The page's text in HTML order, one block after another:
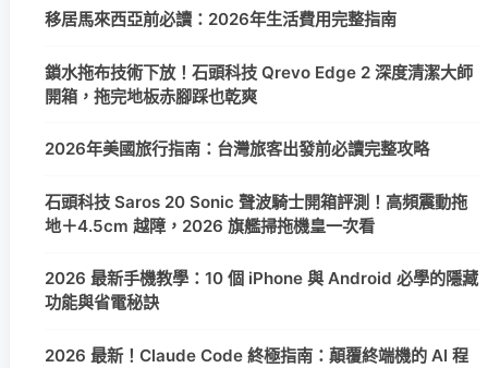
移居馬來西亞前必讀：2026年生活費用完整指南
鎖水拖布技術下放！石頭科技 Qrevo Edge 2 深度清潔大師
開箱，拖完地板赤腳踩也乾爽
2026年美國旅行指南：台灣旅客出發前必讀完整攻略
石頭科技 Saros 20 Sonic 聲波騎士開箱評測！高頻震動拖
地＋4.5cm 越障，2026 旗艦掃拖機皇一次看
2026 最新手機教學：10 個 iPhone 與 Android 必學的隱藏
功能與省電秘訣
2026 最新！Claude Code 終極指南：顛覆終端機的 AI 程